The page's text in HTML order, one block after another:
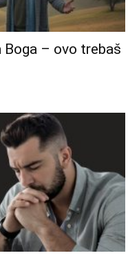
Boga – ovo trebaš